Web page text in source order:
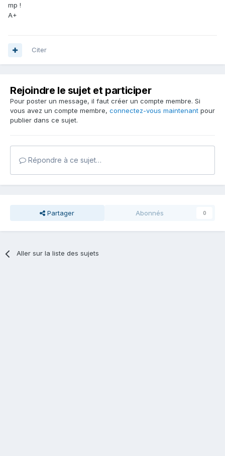
mp !
A+
Citer
Rejoindre le sujet et participer
Pour poster un message, il faut créer un compte membre. Si
vous avez un compte membre, connectez-vous maintenant pour
publier dans ce sujet.
Répondre à ce sujet…
Partager Abonnés 0
Aller sur la liste des sujets